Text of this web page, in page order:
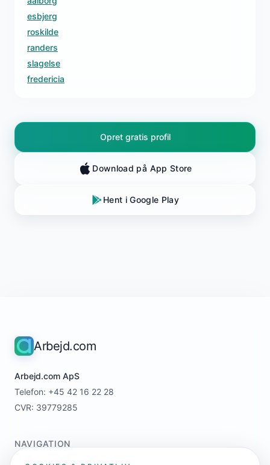
esbjerg
roskilde
randers
slagelse
fredericia
Opret gratis profil
Download på App Store
Hent i Google Play
Arbejd.com
Arbejd.com ApS
Telefon: +45 42 16 22 28
CVR: 39779285
NAVIGATION